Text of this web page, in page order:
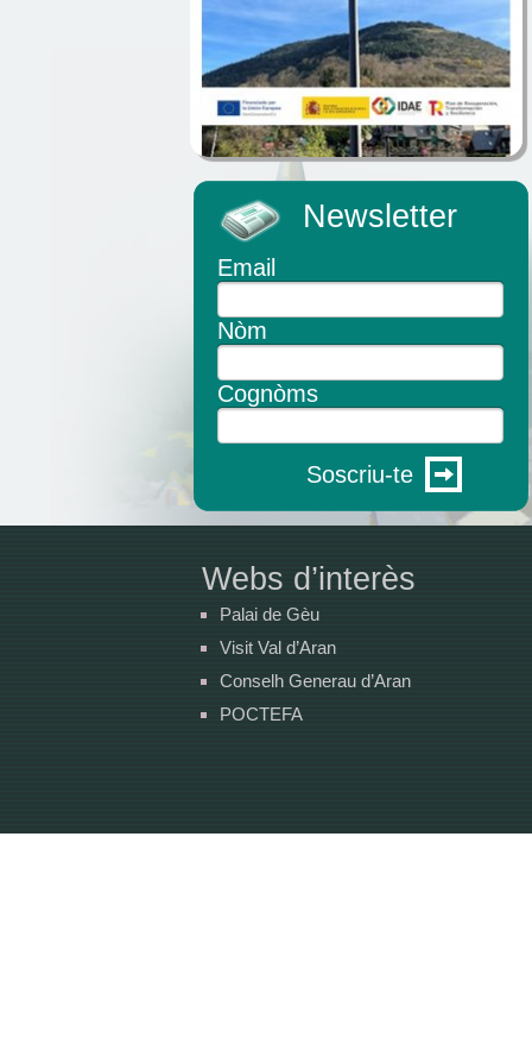
Newsletter
Email
Nòm
Cognòms
Soscriu-te
Webs d’interès
Palai de Gèu
Visit Val d’Aran
Conselh Generau d’Aran
POCTEFA